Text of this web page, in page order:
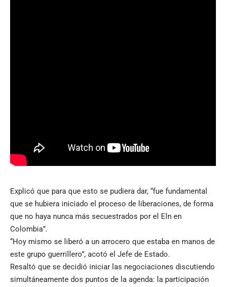
Explicó que para que esto se pudiera dar, “fue fundamental
que se hubiera iniciado el proceso de liberaciones, de forma
que no haya nunca más secuestrados por el Eln en
Colombia”.
“Hoy mismo se liberó a un arrocero que estaba en manos de
este grupo guerrillero”, acotó el Jefe de Estado.
Resaltó que se decidió iniciar las negociaciones discutiendo
simultáneamente dos puntos de la agenda: la participación